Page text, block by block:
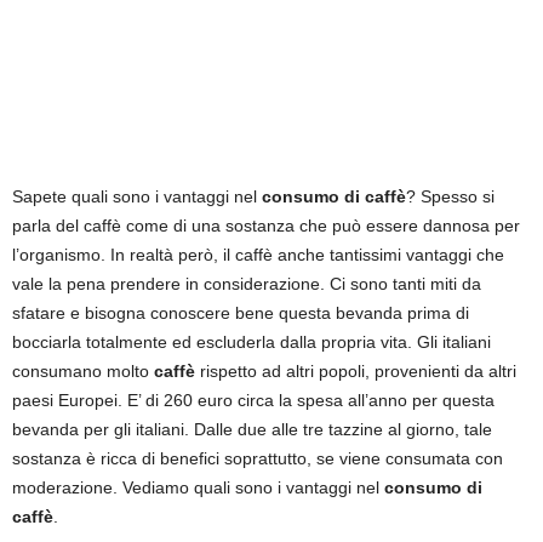
Sapete quali sono i vantaggi nel consumo di caffè? Spesso si
parla del caffè come di una sostanza che può essere dannosa per
l’organismo. In realtà però, il caffè anche tantissimi vantaggi che
vale la pena prendere in considerazione. Ci sono tanti miti da
sfatare e bisogna conoscere bene questa bevanda prima di
bocciarla totalmente ed escluderla dalla propria vita. Gli italiani
consumano molto caffè rispetto ad altri popoli, provenienti da altri
paesi Europei. E’ di 260 euro circa la spesa all’anno per questa
bevanda per gli italiani. Dalle due alle tre tazzine al giorno, tale
sostanza è ricca di benefici soprattutto, se viene consumata con
moderazione. Vediamo quali sono i vantaggi nel consumo di
caffè